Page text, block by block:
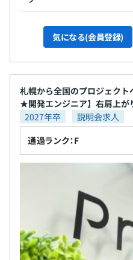
気になる(会員登録)
札幌から全国のプロジェク
★開発エンジニア】右肩上が
2027年卒
説明会求人
通過ランク：F